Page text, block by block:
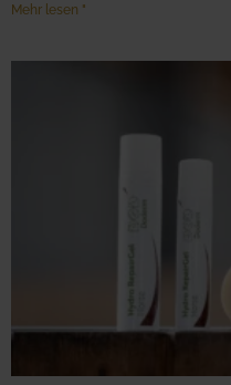
Mehr lesen "